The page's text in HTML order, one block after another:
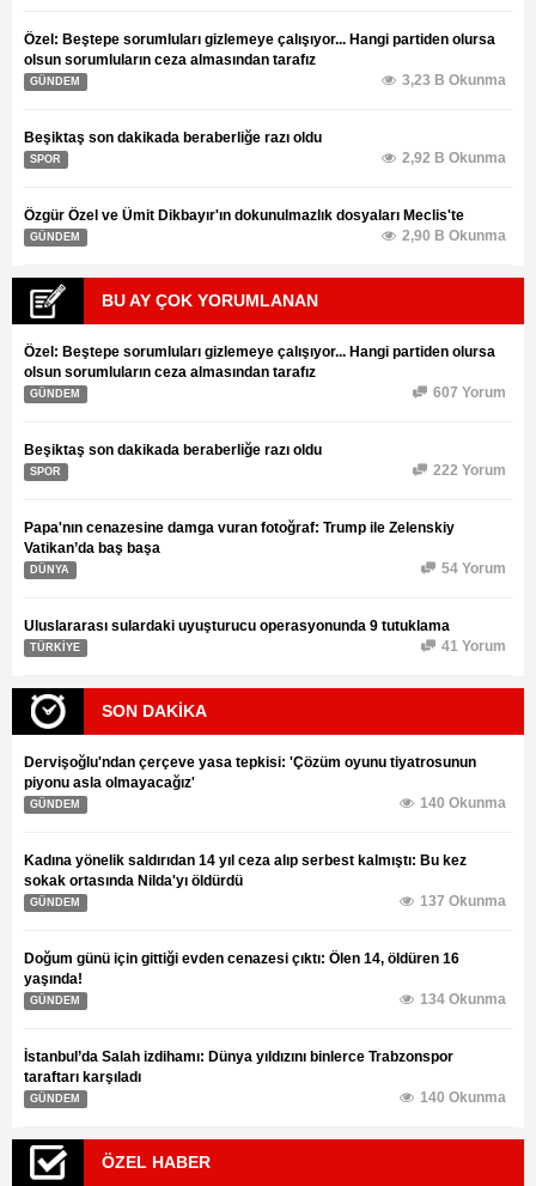
Özel: Beştepe sorumluları gizlemeye çalışıyor... Hangi partiden olursa
olsun sorumluların ceza almasından tarafız
GÜNDEM 3,23 B Okunma
Beşiktaş son dakikada beraberliğe razı oldu
SPOR 2,92 B Okunma
Özgür Özel ve Ümit Dikbayır'ın dokunulmazlık dosyaları Meclis'te
GÜNDEM 2,90 B Okunma
BU AY ÇOK YORUMLANAN
Özel: Beştepe sorumluları gizlemeye çalışıyor... Hangi partiden olursa
olsun sorumluların ceza almasından tarafız
GÜNDEM 607 Yorum
Beşiktaş son dakikada beraberliğe razı oldu
SPOR 222 Yorum
Papa'nın cenazesine damga vuran fotoğraf: Trump ile Zelenskiy
Vatikan’da baş başa
DÜNYA 54 Yorum
Uluslararası sulardaki uyuşturucu operasyonunda 9 tutuklama
TÜRKİYE 41 Yorum
SON DAKİKA
Dervişoğlu'ndan çerçeve yasa tepkisi: 'Çözüm oyunu tiyatrosunun
piyonu asla olmayacağız'
GÜNDEM 140 Okunma
Kadına yönelik saldırıdan 14 yıl ceza alıp serbest kalmıştı: Bu kez
sokak ortasında Nilda'yı öldürdü
GÜNDEM 137 Okunma
Doğum günü için gittiği evden cenazesi çıktı: Ölen 14, öldüren 16
yaşında!
GÜNDEM 134 Okunma
İstanbul’da Salah izdihamı: Dünya yıldızını binlerce Trabzonspor
taraftarı karşıladı
GÜNDEM 140 Okunma
ÖZEL HABER